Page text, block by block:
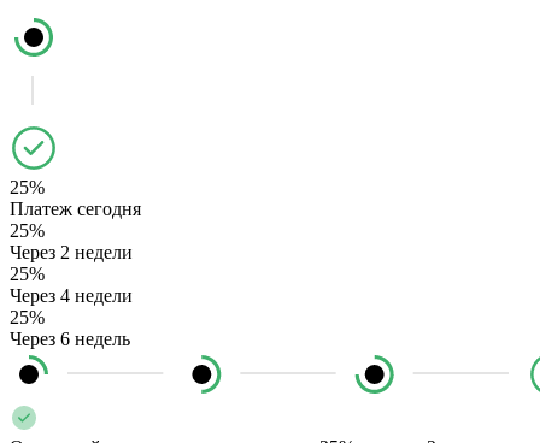
25%
Платеж сегодня
25%
Через 2 недели
25%
Через 4 недели
25%
Через 6 недель